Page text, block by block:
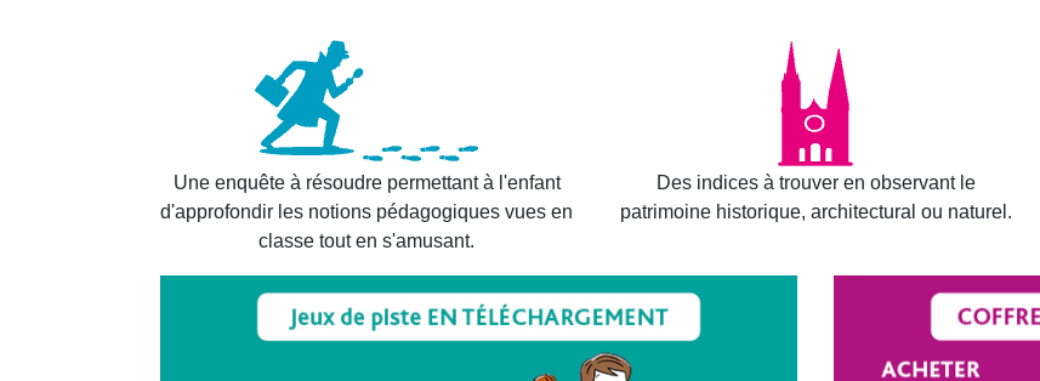
Une enquête à résoudre permettant à l'enfant
d'approfondir les notions pédagogiques vues en
classe tout en s'amusant.
Des indices à trouver en observant le
patrimoine historique, architectural ou naturel.